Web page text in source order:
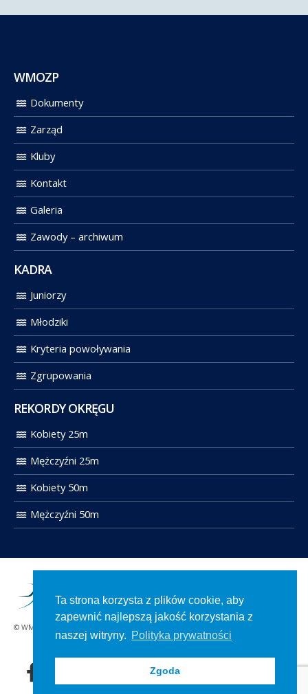
WMOZP
Dokumenty
Zarząd
Kluby
Kontakt
Galeria
Zawody – archiwum
KADRA
Juniorzy
Młodziki
Kryteria powoływania
Zgrupowania
REKORDY OKRĘGU
Kobiety 25m
Mężczyźni 25m
Kobiety 50m
Mężczyźni 50m
© WMOZP 2021. Wszelkie prawa zastrzeżone.
Ta strona korzysta z plików cookie, aby
zapewnić najlepszą jakość korzystania z
naszej witryny. Polityka prywatności
Zgoda